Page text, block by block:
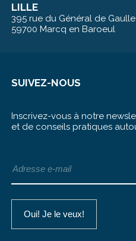
LILLE
395 rue du Général de Gaulle
59700 Marcq en Baroeul
SUIVEZ-NOUS
Inscrivez-vous à notre
et de conseils pratiques